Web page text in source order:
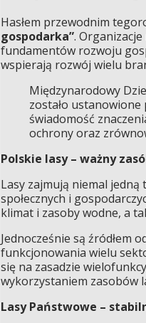
Hasłem przewodnim
gospodarka”.
fundamentów rozwoju
wspierają rozwój wielu
Międzynarodowy
zostało ustanowione
świadomość
ochrony oraz
Polskie lasy – ważny
Lasy zajmują niemal
społecznych i
klimat i zasoby wodne, a
Jednocześnie są źródłem
funkcjonowania wielu
się na zasadzie
wykorzystaniem zasobów
Lasy Państwowe –